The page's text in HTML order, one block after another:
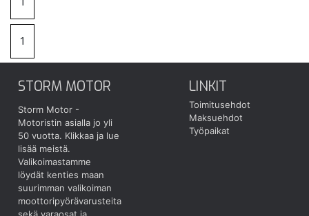
1
STORM MOTOR
Storm Motor -
Motoristin asialla jo yli
50 vuotta. Klikkaa ja lue
lisää meistä.
Valikoimastamme
löydät kenties maan
suurimman valikoiman
moottoripyörävarusteita
sekä varaosat ja
LINKIT
Toimitusehdot
Maksuehdot
Työpaikat